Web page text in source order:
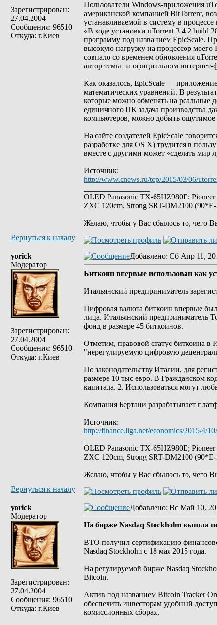
Зарегистрирован:
27.04.2004
Сообщения: 96510
Откуда: г.Киев
Пользователи Windows-приложения
американской компанией BitTorrent,
устанавливаемой в систему в
«В ходе установки uTorrent 3.4.2 build
программу под названием EpicScale.
высокую нагрузку на процессор
совпало со временем обновления
автор темы на официальном интернет-
Как оказалось, EpicScale —
математических уравнений. В
которые можно обменять на реальные
единичного ПК задача производства
компьютеров, можно добыть ощутимое
На сайте создателей EpicScale
разработке для OS X) трудится в
вместе с другими может «сделать мир
Источник:
http://www.cnews.ru/top/2015/03/06/
OLED Panasonic TX-65HZ980E;
ZXC 120cm, Strong SRT-DM2100
Желаю, чтобы у Вас сбылось то, чего
Вернуться к началу
yorick
Модератор
Зарегистрирован:
27.04.2004
Сообщения: 96510
Откуда: г.Киев
Добавлено: Сб Апр 11,
Биткоин впервые использован как
Итальянский предприниматель
Цифровая валюта биткоин впервые
лица. Итальянский предприниматель
фонд в размере 45 биткоинов.
Отметим, правовой статус биткоина в
"нерегулируемую цифровую
По законодательству Италии, для
размере 10 тыс евро. В Гражданском
капитала. 2. Использоваться могут
Компания Бертани разрабатывает
Источник:
http://finance.liga.net/economics/2015/4/
OLED Panasonic TX-65HZ980E;
ZXC 120cm, Strong SRT-DM2100
Желаю, чтобы у Вас сбылось то, чего
Вернуться к началу
yorick
Модератор
Зарегистрирован:
27.04.2004
Сообщения: 96510
Откуда: г.Киев
Добавлено: Вс Май 10,
На бирже Nasdaq Stockholm вышла
BTO получил сертификацию
Nasdaq Stockholm с 18 мая 2015 года.
На регулируемой бирже Nasdaq
Bitcoin.
Актив под названием Bitcoin Tracker
обеспечить инвесторам удобный
комиссионных сборах.